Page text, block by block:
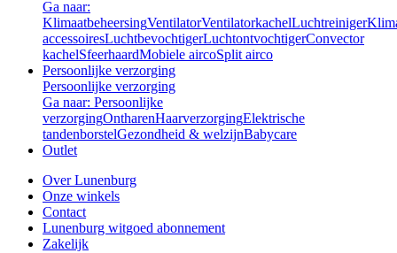
Ga naar:
KlimaatbeheersingVentilatorVentilatorkachelLuchtreiniger
accessoiresLuchtbevochtigerLuchtontvochtigerConvector
kachelSfeerhaardMobiele aircoSplit airco
Persoonlijke verzorging
Persoonlijke verzorging
Ga naar: Persoonlijke
verzorgingOntharenHaarverzorgingElektrische
tandenborstelGezondheid & welzijnBabycare
Outlet
Over Lunenburg
Onze winkels
Contact
Lunenburg witgoed abonnement
Zakelijk